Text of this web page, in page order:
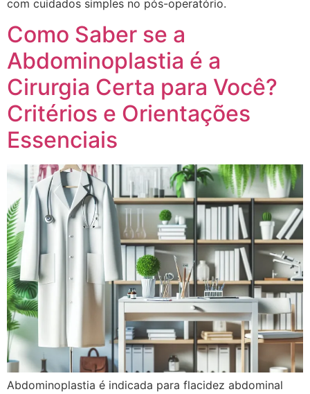
com cuidados simples no pós-operatório.
Como Saber se a
Abdominoplastia é a
Cirurgia Certa para Você?
Critérios e Orientações
Essenciais
Abdominoplastia é indicada para flacidez abdominal